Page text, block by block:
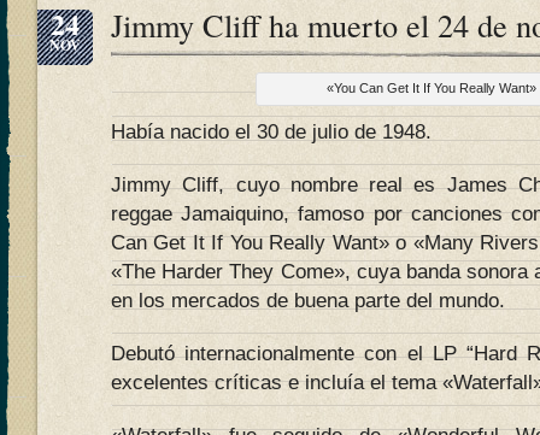
24
NOV Jimmy Cliff ha muerto el 24 de
«You Can Get It If You Really Want»
Había nacido el 30 de julio de 1948.
Jimmy Cliff, cuyo nombre real es James
reggae Jamaiquino, famoso por canciones
Can Get It If You Really Want» o «Many
«The Harder They Come», cuya banda sonora
en los mercados de buena parte del mundo.
Debutó internacionalmente con el LP “Hard
excelentes críticas e incluía el tema